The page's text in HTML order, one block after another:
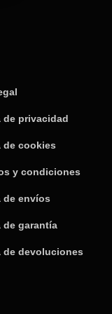
de privacidad
de cookies
y condiciones
de envíos
de garantía
de devoluciones